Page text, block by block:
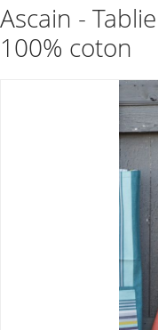
Ascain -
100% coton